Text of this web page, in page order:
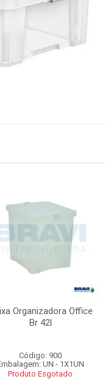
Organizadora Office
Br 42l
Código: 900
UN - 1X1UN
Produto Esgotado